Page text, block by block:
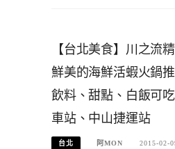
【台北美食】川之流
鮮美的海鮮活蝦火鍋
飲料、甜點、白飯可
車站、中山捷運站
台北 阿MON 2015-02-